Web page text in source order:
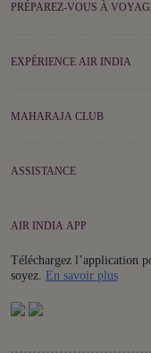
PRÉPAREZ-VOUS À
EXPÉRIENCE AIR INDIA
MAHARAJA CLUB
ASSISTANCE
AIR INDIA APP
Téléchargez l’application
soyez. En savoir plusDetails